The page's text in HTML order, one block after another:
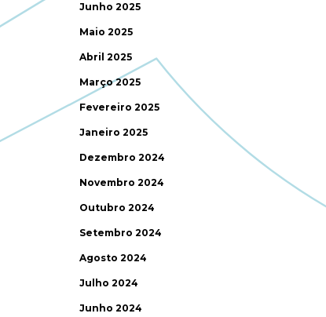
Junho 2025
Maio 2025
Abril 2025
Março 2025
Fevereiro 2025
Janeiro 2025
Dezembro 2024
Novembro 2024
Outubro 2024
Setembro 2024
Agosto 2024
Julho 2024
Junho 2024